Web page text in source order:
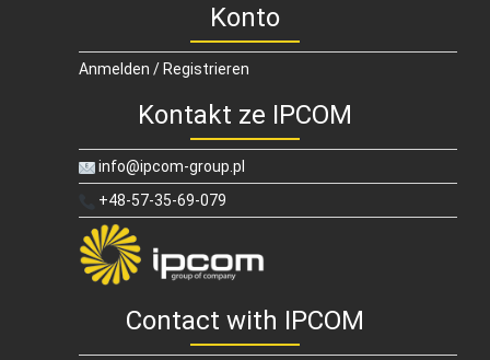
Konto
Anmelden / Registrieren
Kontakt ze IPCOM
info@ipcom-group.pl
+48-57-35-69-079
Contact with IPCOM